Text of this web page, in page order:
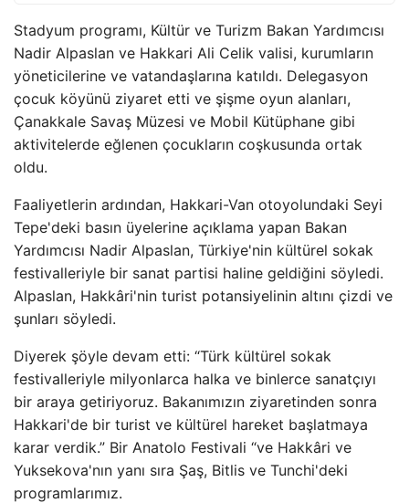
Stadyum programı, Kültür ve Turizm Bakan Yardımcısı
Nadir Alpaslan ve Hakkari Ali Celik valisi, kurumların
yöneticilerine ve vatandaşlarına katıldı. Delegasyon
çocuk köyünü ziyaret etti ve şişme oyun alanları,
Çanakkale Savaş Müzesi ve Mobil Kütüphane gibi
aktivitelerde eğlenen çocukların coşkusunda ortak
oldu.
Faaliyetlerin ardından, Hakkari-Van otoyolundaki Seyi
Tepe'deki basın üyelerine açıklama yapan Bakan
Yardımcısı Nadir Alpaslan, Türkiye'nin kültürel sokak
festivalleriyle bir sanat partisi haline geldiğini söyledi.
Alpaslan, Hakkâri'nin turist potansiyelinin altını çizdi ve
şunları söyledi.
Diyerek şöyle devam etti: “Türk kültürel sokak
festivalleriyle milyonlarca halka ve binlerce sanatçıyı
bir araya getiriyoruz. Bakanımızın ziyaretinden sonra
Hakkari'de bir turist ve kültürel hareket başlatmaya
karar verdik.” Bir Anatolo Festivali “ve Hakkâri ve
Yuksekova'nın yanı sıra Şaş, Bitlis ve Tunchi'deki
programlarımız.